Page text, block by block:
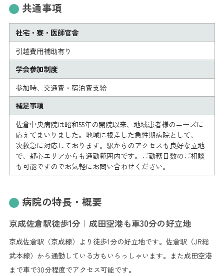
共通事項
社宅・寮・医師官舎
引越費用補助有り
学会参加制度
参加時、交通費・宿泊費支給
補足事項
佐倉中央病院は昭和55年の開院以来、地域患者様のニーズに
応えてまいりました。地域に根差した急性期病院として、二
次救急に対応しております。駅からのアクセスも良好な立地
で、都心エリアからも通勤範囲内です。ご勤務日数のご相談
も可能ですのでお気軽にお問い合わせください。
病院の特長・概要
京成佐倉駅徒歩1分｜成田空港も車30分の好立地
京成佐倉駅（京成線）より徒歩1分の好立地です。佐倉駅（JR総
武本線）から通勤している方もいらっしゃいます。また成田空港
まで車で30分程度でアクセス可能です。